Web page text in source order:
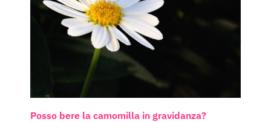
Posso bere la camomilla in gravidanza?